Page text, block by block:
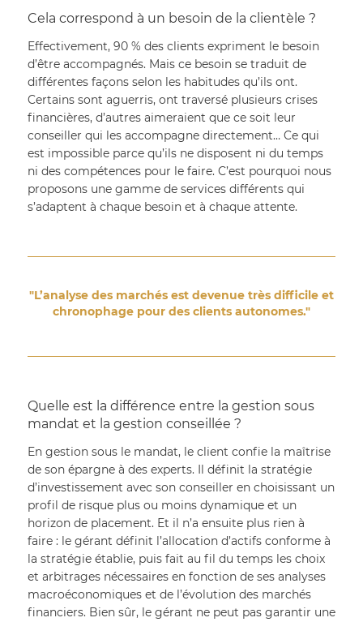
Cela correspond à un besoin de la clientèle ?
Effectivement, 90 % des clients expriment le besoin
d’être accompagnés. Mais ce besoin se traduit de
différentes façons selon les habitudes qu’ils ont.
Certains sont aguerris, ont traversé plusieurs crises
financières, d’autres aimeraient que ce soit leur
conseiller qui les accompagne directement… Ce qui
est impossible parce qu’ils ne disposent ni du temps
ni des compétences pour le faire. C’est pourquoi nous
proposons une gamme de services différents qui
s’adaptent à chaque besoin et à chaque attente.
"L’analyse des marchés est devenue très difficile et
chronophage pour des clients autonomes."
Quelle est la différence entre la gestion sous
mandat et la gestion conseillée ?
En gestion sous le mandat, le client confie la maîtrise
de son épargne à des experts. Il définit la stratégie
d’investissement avec son conseiller en choisissant un
profil de risque plus ou moins dynamique et un
horizon de placement. Et il n’a ensuite plus rien à
faire : le gérant définit l’allocation d’actifs conforme à
la stratégie établie, puis fait au fil du temps les choix
et arbitrages nécessaires en fonction de ses analyses
macroéconomiques et de l’évolution des marchés
financiers. Bien sûr, le gérant ne peut pas garantir une